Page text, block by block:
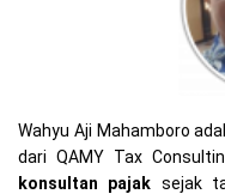
Wahyu Aji Mahamboro
dari QAMY Tax
konsultan pajak sejak